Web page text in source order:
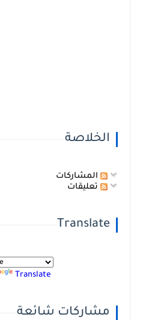
الخلاصة
المشاركات
تعليقات
Translate
Translate
مشاركات شائعة